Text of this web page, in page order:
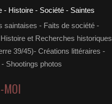
saintaises - Faits de société -
et Recherches historiques
39/45)- Créations littéraires -
Shootings photos
MOI